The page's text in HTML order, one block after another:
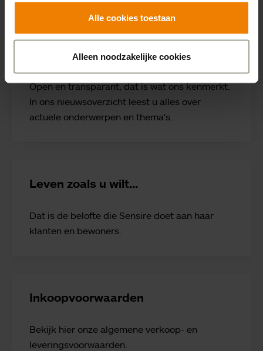
Alle cookies toestaan
Alleen noodzakelijke cookies
Open en transparant, dat is wat ons kenmerkt.
In ons nieuwsoverzicht leest u alles over
actuele onderwerpen en thema's.
Leven zoals u wilt...
Dat is de belofte die Sensire doet aan haar
klanten en bewoners.
Inkoopvoorwaarden
Bekijk hier onze algemene verkoop- en
leveringsvoorwaarden.